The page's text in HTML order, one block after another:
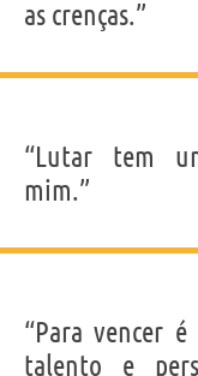
as crenças.”
“Lutar tem
mim.”
“Para vencer
talento e